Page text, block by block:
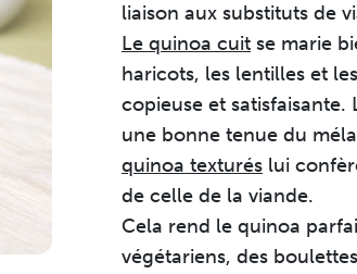
liaison aux substituts de
Le quinoa cuitse marie
haricots, les lentilles et
copieuse et satisfaisante.
une bonne tenue du
quinoa texturéslui
de celle de la viande.
Cela rend le quinoa
végétariens, des